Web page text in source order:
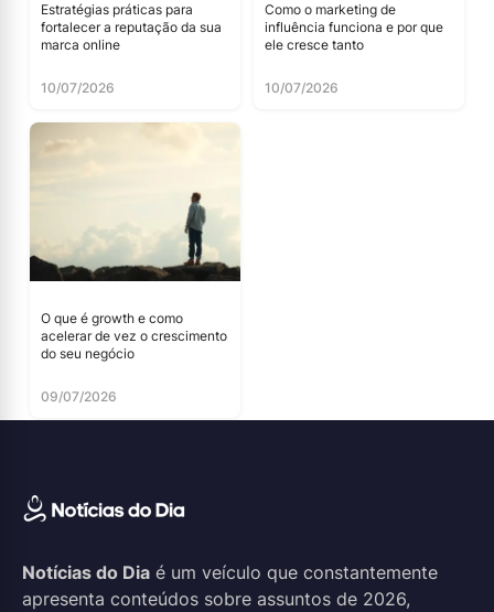
Estratégias práticas para
fortalecer a reputação da sua
marca online
10/07/2026
Como o marketing de
influência funciona e por que
ele cresce tanto
10/07/2026
O que é growth e como
acelerar de vez o crescimento
do seu negócio
09/07/2026
Notícias do Dia é um veículo que constantemente
apresenta conteúdos sobre assuntos de 2026,